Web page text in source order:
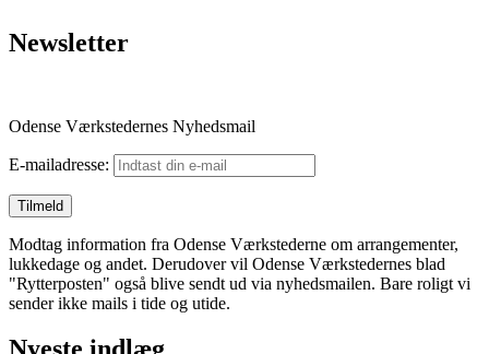
Newsletter
Odense Værkstedernes Nyhedsmail
E-mailadresse:
Modtag information fra Odense Værkstederne om arrangementer,
lukkedage og andet. Derudover vil Odense Værkstedernes blad
"Rytterposten" også blive sendt ud via nyhedsmailen. Bare roligt vi
sender ikke mails i tide og utide.